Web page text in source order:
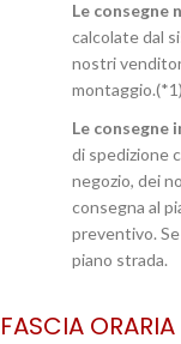
Le consegne
calcolate dal
nostri
montaggio.(*1)
Le consegne
di spedizione
negozio, dei
consegna al
preventivo.
piano strada.
FASCIA ORARIA